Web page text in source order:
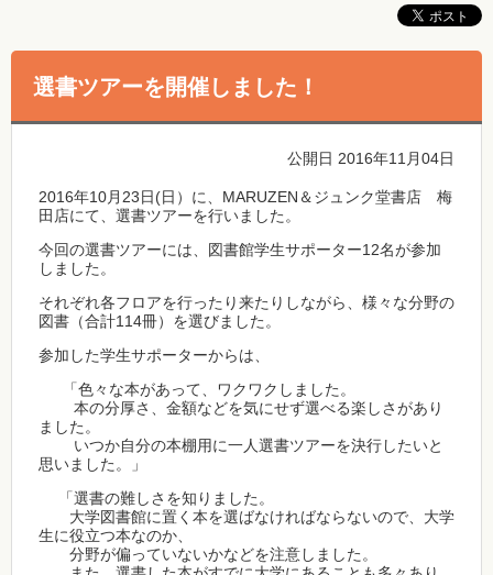
選書ツアーを開催しました！
公開日 2016年11月04日
2016年10月23日(日）に、MARUZEN＆ジュンク堂書店 梅
田店にて、選書ツアーを行いました。
今回の選書ツアーには、図書館学生サポーター12名が参加
しました。
それぞれ各フロアを行ったり来たりしながら、様々な分野の
図書（合計114冊）を選びました。
参加した学生サポーターからは、
「色々な本があって、ワクワクしました。
本の分厚さ、金額などを気にせず選べる楽しさがあり
ました。
いつか自分の本棚用に一人選書ツアーを決行したいと
思いました。」
「選書の難しさを知りました。
大学図書館に置く本を選ばなければならないので、大学
生に役立つ本なのか、
分野が偏っていないかなどを注意しました。